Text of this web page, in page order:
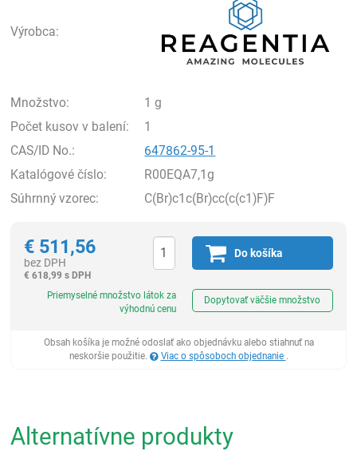
Výrobca:
Množstvo:
1 g
Počet kusov v balení:
1
CAS/ID No.:
647862-95-1
Katalógové číslo:
R00EQA7,1g
Súhrnný vzorec:
C(Br)c1c(Br)cc(c(c1)F)F
€ 511,56
bez DPH
€ 618,99 s DPH
Do košíka
Priemyselné množstvo látok za
výhodnú cenu
Dopytovať väčšie množstvo
Obsah košíka je možné odoslať ako objednávku alebo stiahnuť na
neskoršie použitie.
Viac o spôsoboch objednanie .
Alternatívne produkty